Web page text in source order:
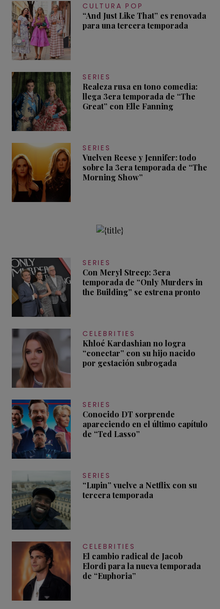
CULTURA POP
“And Just Like That” es renovada
para una tercera temporada
SERIES
Realeza rusa en tono comedia:
llega 3era temporada de “The
Great” con Elle Fanning
SERIES
Vuelven Reese y Jennifer: todo
sobre la 3era temporada de “The
Morning Show”
SERIES
Con Meryl Streep: 3era
temporada de “Only Murders in
the Building” se estrena pronto
CELEBRITIES
Khloé Kardashian no logra
“conectar” con su hijo nacido
por gestación subrogada
SERIES
Conocido DT sorprende
apareciendo en el último capítulo
de “Ted Lasso”
SERIES
“Lupin” vuelve a Netflix con su
tercera temporada
CELEBRITIES
El cambio radical de Jacob
Elordi para la nueva temporada
de “Euphoria”